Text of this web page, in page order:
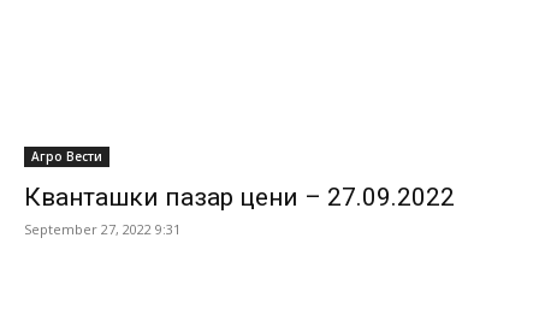
Агро Вести
Кванташки пазар цени – 27.09.2022
September 27, 2022 9:31